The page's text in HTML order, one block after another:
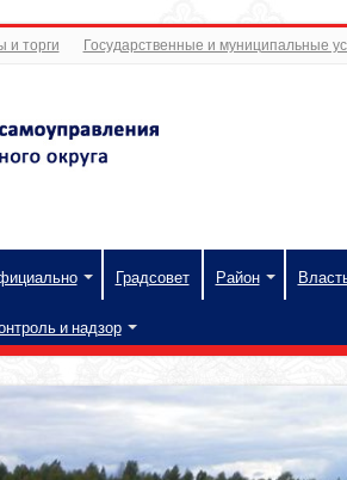
и торги Государственные и муниципальные
Градсовет Район
и надзор